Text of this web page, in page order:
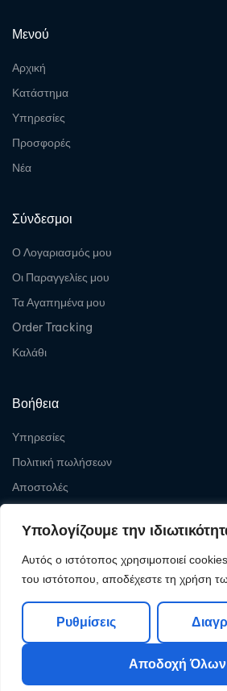
Υπολογίζουμε την
Αυτός ο ιστότοπος χρησιμοποιεί
του ιστότοπου, αποδέχεστε τη χρήση
Ρυθμίσεις
Αποδοχή Όλων
Shop My Account Search
Μενού
Αρχική
Κατάστημα
Υπηρεσίες
Προσφορές
Νέα
Σύνδεσμοι
Ο Λογαριασμός μου
Οι Παραγγελίες μου
Τα Αγαπημένα μου
Order Tracking
Καλάθι
Βοήθεια
Υπηρεσίες
Πολιτική πωλήσεων
Αποστολές
Copyright © 2026Levelcom|